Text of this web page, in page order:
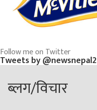
Follow me on Twitter
Tweets by @newsnepal2
ब्लग/विचार